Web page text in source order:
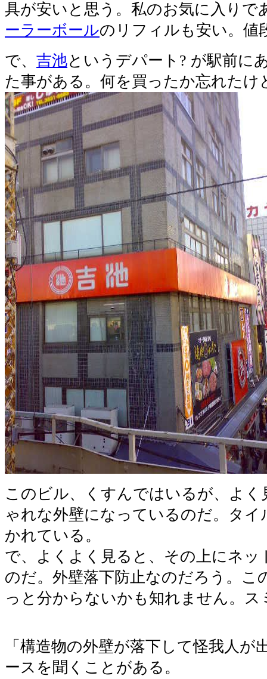
具が安いと思う。私のお気に入りで
ーラーボールのリフィルも安い。値
で、 吉池というデパート? が駅前に
た事がある。何を買ったか忘れたけ
このビル、くすんではいるが、よく
ゃれな外壁になっているのだ。タイ
かれている。
で、よくよく見ると、その上にネッ
のだ。外壁落下防止なのだろう。こ
っと分からないかも知れません。ス
「構造物の外壁が落下して怪我人が
ースを聞くことがある。